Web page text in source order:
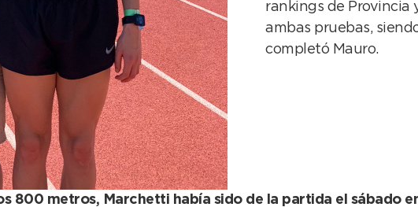
rankings de Provincia
ambas pruebas,
completó Mauro.
800 metros, Marchetti había sido de la partida el sábado